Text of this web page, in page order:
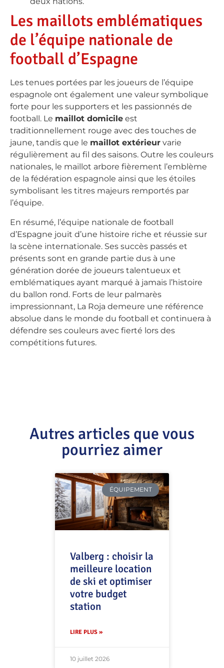
Les maillots emblématiques
de l’équipe nationale de
football d’Espagne
Les tenues portées par les joueurs de l’équipe
espagnole ont également une valeur symbolique
forte pour les supporters et les passionnés de
football. Le maillot domicile est
traditionnellement rouge avec des touches de
jaune, tandis que le maillot extérieur varie
régulièrement au fil des saisons. Outre les couleurs
nationales, le maillot arbore fièrement l’emblème
de la fédération espagnole ainsi que les étoiles
symbolisant les titres majeurs remportés par
l’équipe.
En résumé, l’équipe nationale de football
d’Espagne jouit d’une histoire riche et réussie sur
la scène internationale. Ses succès passés et
présents sont en grande partie dus à une
génération dorée de joueurs talentueux et
emblématiques ayant marqué à jamais l’histoire
du ballon rond. Forts de leur palmarès
impressionnant, La Roja demeure une référence
absolue dans le monde du football et continuera à
défendre ses couleurs avec fierté lors des
compétitions futures.
Autres articles que vous
pourriez aimer
ÉQUIPEMENT
Valberg : choisir la
meilleure location
de ski et optimiser
votre budget
station
LIRE PLUS »
10 juillet 2026